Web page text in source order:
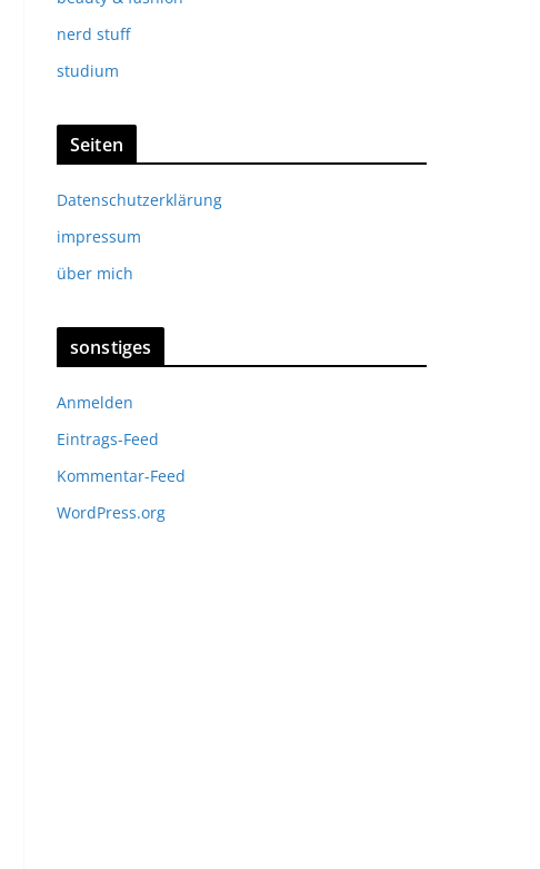
nerd stuff
studium
Seiten
Datenschutzerklärung
impressum
über mich
sonstiges
Anmelden
Eintrags-Feed
Kommentar-Feed
WordPress.org